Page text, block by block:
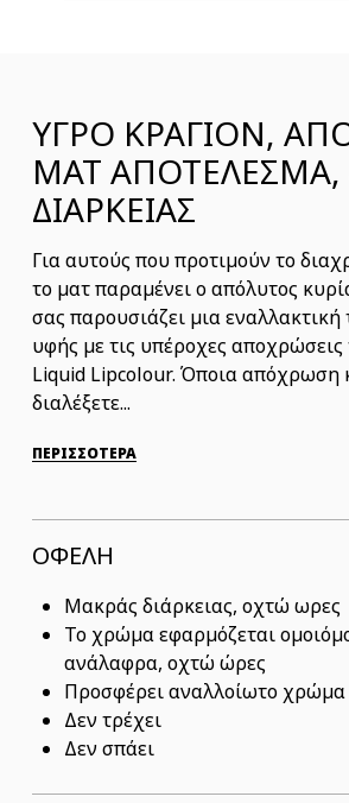
ΥΓΡΟ ΚΡΑΓΙΟΝ,
ΜΑΤ ΑΠΟΤΕΛΕΣΜΑ,
ΔΙΑΡΚΕΙΑΣ
Για αυτούς που προτιμούν το
το ματ παραμένει ο απόλυτος
σας παρουσιάζει μια εναλλακτική
υφής με τις υπέροχες
Liquid Lipcolour. Όποια απόχρωση
διαλέξετε...
ΠΕΡΙΣΣΟΤΕΡΑ
ΟΦΕΛΗ
Μακράς διάρκειας, οχτώ ωρες
Το χρώμα εφαρμόζεται
ανάλαφρα, οχτώ ώρες
Προσφέρει αναλλοίωτο χρώμα
Δεν τρέχει
Δεν σπάει